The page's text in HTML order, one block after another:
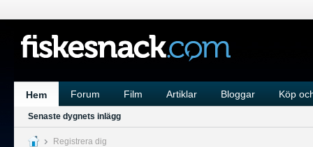
Hem Forum Film Artiklar Bloggar Köp
Senaste dygnets inlägg
Registrera dig